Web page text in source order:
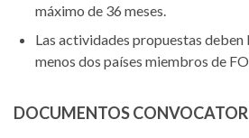
máximo de 36 meses.
Las actividades propuestas deben
menos dos países miembros de
DOCUMENTOS